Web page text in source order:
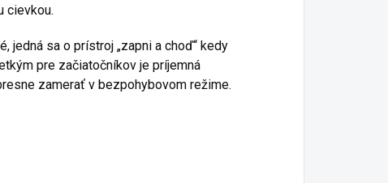
cievkou.
jedná sa o prístroj „zapni a choď“ kedy
pre začiatočníkov je príjemná
zamerať v bezpohybovom režime.